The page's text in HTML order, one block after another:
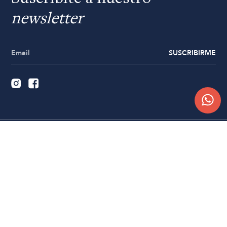
newsletter
SUSCRIBIRME